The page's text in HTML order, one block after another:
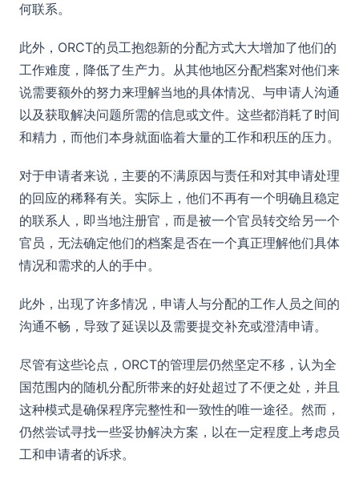
何联系。
此外，ORCT的员工抱怨新的分配方式大大增加了他们的
工作难度，降低了生产力。从其他地区分配档案对他们来
说需要额外的努力来理解当地的具体情况、与申请人沟通
以及获取解决问题所需的信息或文件。这些都消耗了时间
和精力，而他们本身就面临着大量的工作和积压的压力。
对于申请者来说，主要的不满原因与责任和对其申请处理
的回应的稀释有关。实际上，他们不再有一个明确且稳定
的联系人，即当地注册官，而是被一个官员转交给另一个
官员，无法确定他们的档案是否在一个真正理解他们具体
情况和需求的人的手中。
此外，出现了许多情况，申请人与分配的工作人员之间的
沟通不畅，导致了延误以及需要提交补充或澄清申请。
尽管有这些论点，ORCT的管理层仍然坚定不移，认为全
国范围内的随机分配所带来的好处超过了不便之处，并且
这种模式是确保程序完整性和一致性的唯一途径。然而，
仍然尝试寻找一些妥协解决方案，以在一定程度上考虑员
工和申请者的诉求。